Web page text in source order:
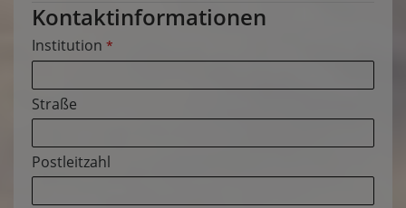
Kontaktinformationen
Institution *
Straße
Postleitzahl